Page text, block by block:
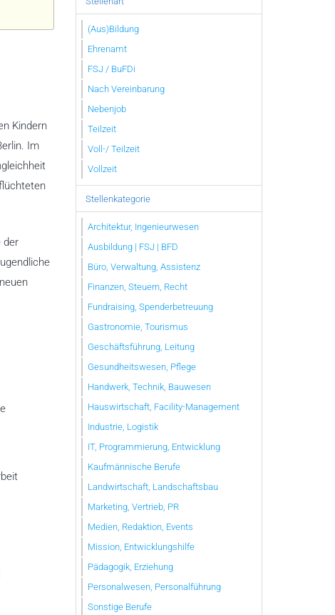
Kindern
Im
der
(Aus)Bildung
Ehrenamt
FSJ / BuFDi
Nach Vereinbarung
Nebenjob
Teilzeit
Voll-/ Teilzeit
Vollzeit
Stellenkategorie
Architektur, Ingenieurwesen
Ausbildung | FSJ | BFD
Büro, Verwaltung, Assistenz
Finanzen, Steuern, Recht
Fundraising, Spenderbetreuung
Gastronomie, Tourismus
Geschäftsführung, Leitung
Gesundheitswesen, Pflege
Handwerk, Technik, Bauwesen
Hauswirtschaft, Facility-Management
Industrie, Logistik
IT, Programmierung, Entwicklung
Kaufmännische Berufe
Landwirtschaft, Landschaftsbau
Marketing, Vertrieb, PR
Medien, Redaktion, Events
Mission, Entwicklungshilfe
Pädagogik, Erziehung
Personalwesen, Personalführung
Sonstige Berufe